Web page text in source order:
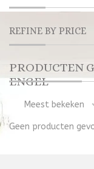
REFINE BY PRICE
PRODUCTEN
ENGEL
Meest bekeken
Geen producten